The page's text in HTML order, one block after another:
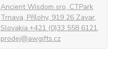
Ancient Wisdom sro, CTPark
Trnava, Přílohy, 919 26 Zavar,
Slovakia.+421 (0)33 558 6121,
prodej@awgifts.cz